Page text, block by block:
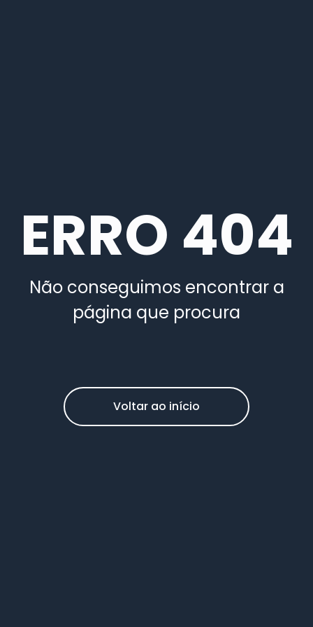
ERRO 404
Não conseguimos encontrar a
página que procura
Voltar ao início